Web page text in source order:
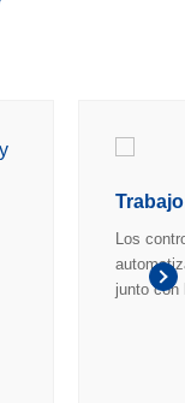
Los
junto